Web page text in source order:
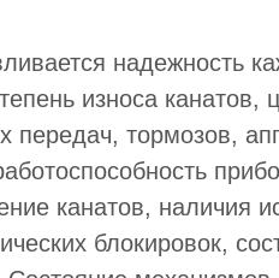
надежность
износа канатов,
передач, тормозов,
канатов, наличия
блокировок,